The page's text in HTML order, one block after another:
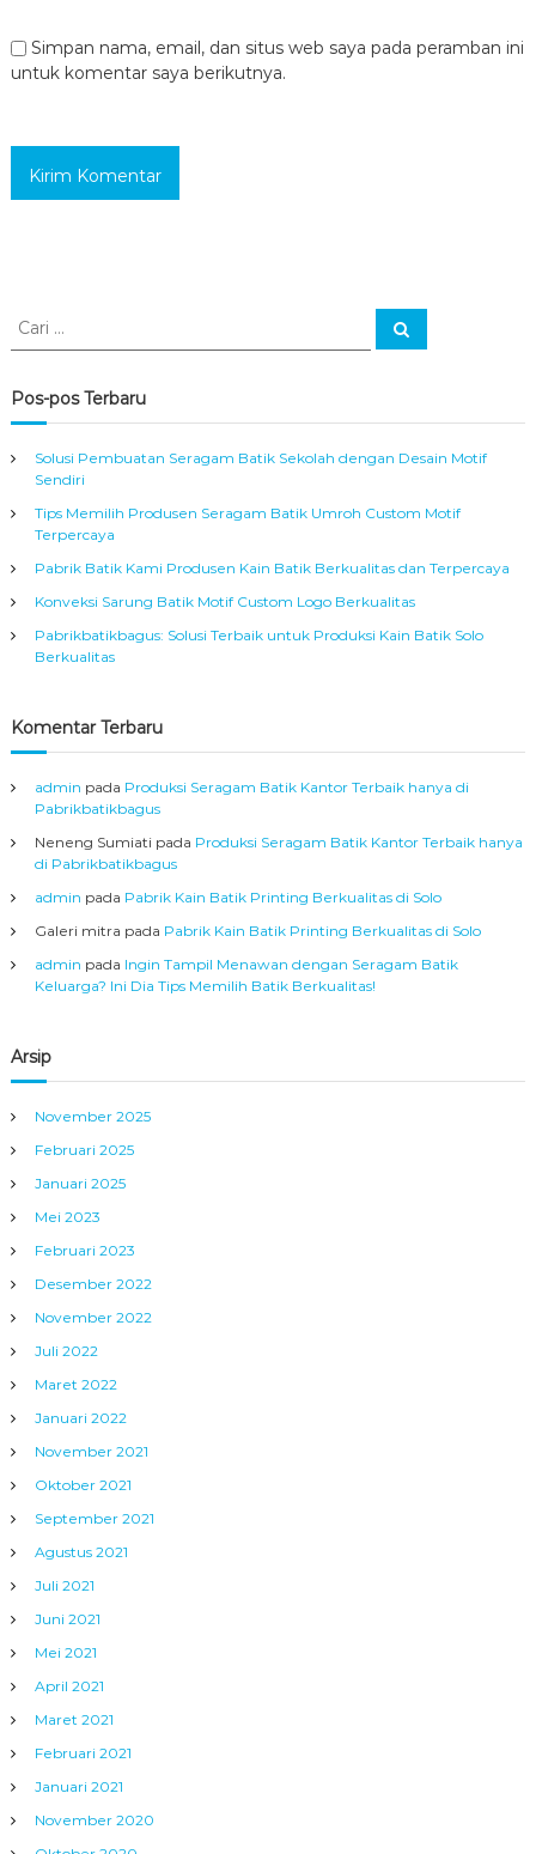
Simpan nama, email, dan situs web saya pada peramban ini
untuk komentar saya berikutnya.
C
:
C
a
Pos-pos Terbaru
Solusi Pembuatan Seragam Batik Sekolah dengan Desain Motif
Sendiri
Tips Memilih Produsen Seragam Batik Umroh Custom Motif
Terpercaya
Pabrik Batik Kami Produsen Kain Batik Berkualitas dan Terpercaya
Konveksi Sarung Batik Motif Custom Logo Berkualitas
Pabrikbatikbagus: Solusi Terbaik untuk Produksi Kain Batik Solo
Berkualitas
Komentar Terbaru
admin pada Produksi Seragam Batik Kantor Terbaik hanya di
Pabrikbatikbagus
Neneng Sumiati pada Produksi Seragam Batik Kantor Terbaik hanya
di Pabrikbatikbagus
admin pada Pabrik Kain Batik Printing Berkualitas di Solo
Galeri mitra pada Pabrik Kain Batik Printing Berkualitas di Solo
admin pada Ingin Tampil Menawan dengan Seragam Batik
Keluarga? Ini Dia Tips Memilih Batik Berkualitas!
Arsip
November 2025
Februari 2025
Januari 2025
Mei 2023
Februari 2023
Desember 2022
November 2022
Juli 2022
Maret 2022
Januari 2022
November 2021
Oktober 2021
September 2021
Agustus 2021
Juli 2021
Juni 2021
Mei 2021
April 2021
Maret 2021
Februari 2021
Januari 2021
November 2020